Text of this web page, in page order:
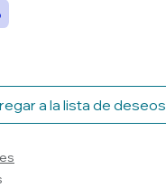
a la lista de deseos